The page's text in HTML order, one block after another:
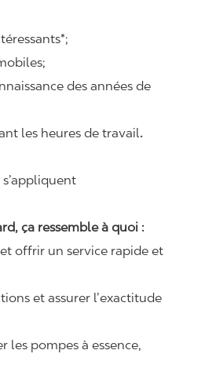
des années de
les heures de travail.
ça ressemble à quoi :
offrir un service rapide et
et assurer l’exactitude
les pompes à essence,